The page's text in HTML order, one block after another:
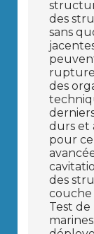
des
sans
des
durs et
pour
des
couche
Test de